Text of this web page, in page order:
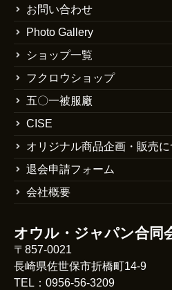
お問い合わせ
Photo Gallery
ショップ一覧
フクロウショップ
五〇一被服廠
CISE
オリジナル商品企画・販売に
退会申請フォーム
会社概要
オウル・ジャパン合同
〒857-0021
長崎県佐世保市折橋町14-9
TEL：0956-56-3209